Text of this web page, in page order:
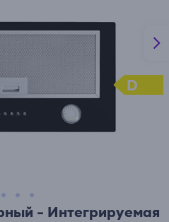
- Интегрируемая
D